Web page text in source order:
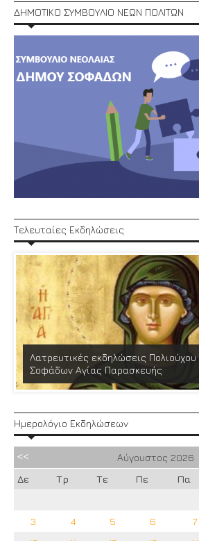
ΔΗΜΟΤΙΚΟ ΣΥΜΒΟΥΛΙΟ ΝΕΩΝ ΠΟΛΙΤΩΝ
Τελευταίες Εκδηλώσεις
Λατρευτικές εκδηλώσεις Πολιούχου
Σοφάδων Αγίας Παρασκευής
Ημερολόγιο Εκδηλώσεων
Αύγουστος 2026
Δε
Τρ Τε Πε Πα
3
4 5 6 7